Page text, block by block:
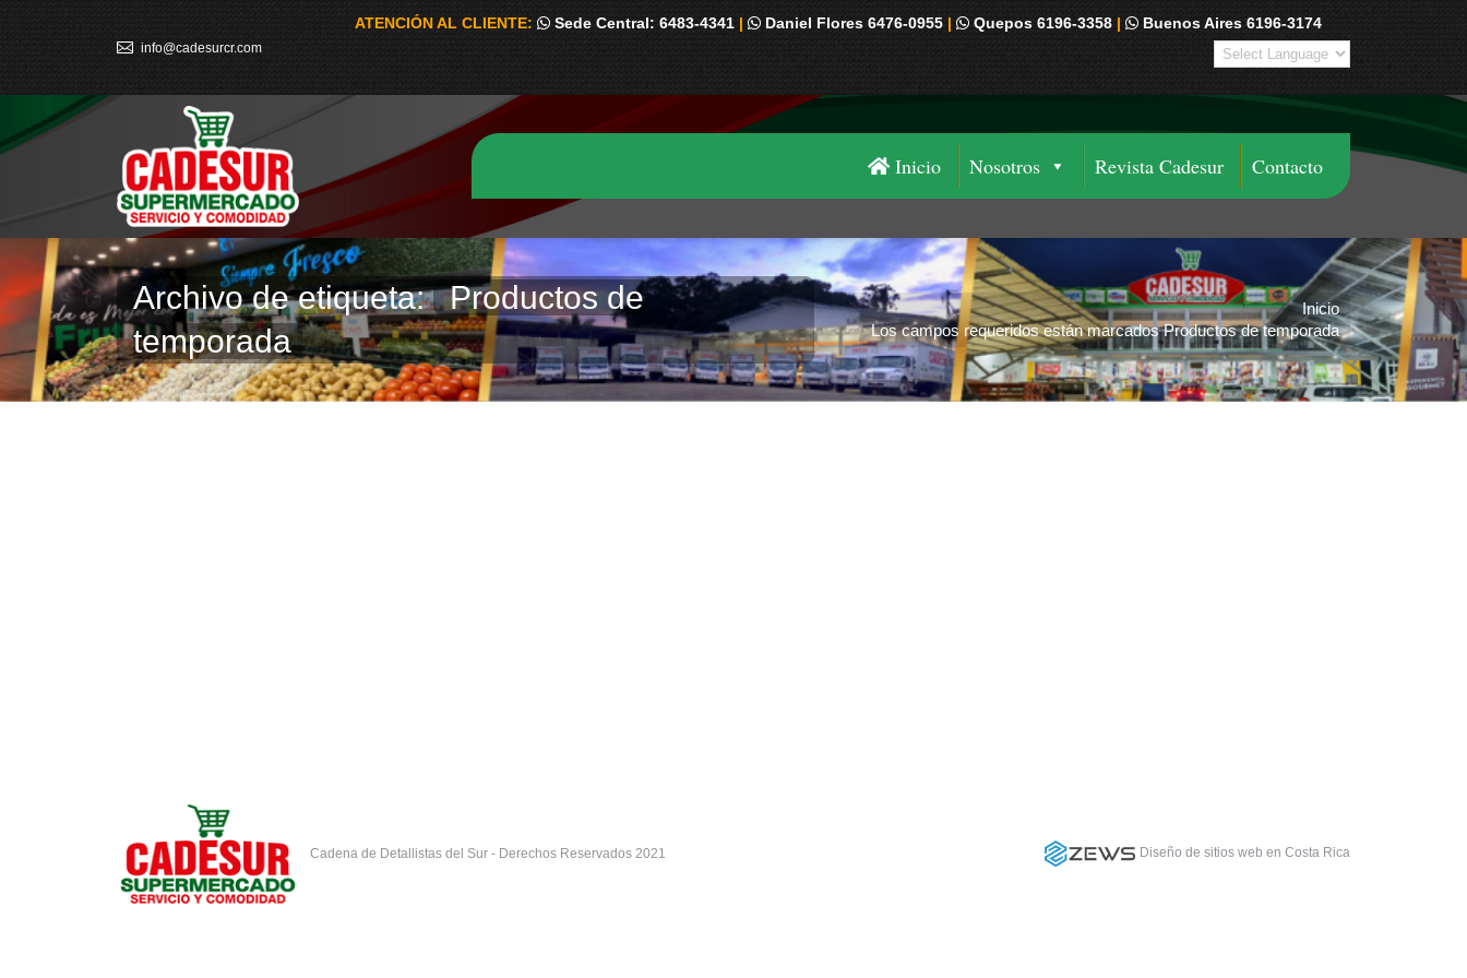
info@cadesurcr.com
ATENCIÓN AL CLIENTE: Sede Central: 6483-4341 | Daniel Flores 6476-0955 | Quepos 6196-3358 | Buenos Aires 6196-3174
Inicio Nosotros Revista Cadesur Contacto
Archivo de etiqueta: Productos de
temporada
Estás aquí:
Inicio
Los campos requeridos están marcados Productos de temporada
Cadena de Detallistas del Sur - Derechos Reservados 2021 Diseño de sitios web en Costa Rica